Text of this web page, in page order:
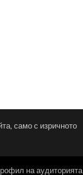
само с изричното
на аудиторията